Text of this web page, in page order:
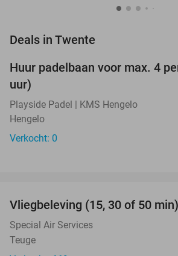
Deals in Twente
NEW
TODAY
Huur padelbaan voor max. 4
uur)
Playside Padel | KMS Hengelo
Hengelo
Verkocht: 0
Vliegbeleving (15, 30 of 50 min)
Special Air Services
Teuge